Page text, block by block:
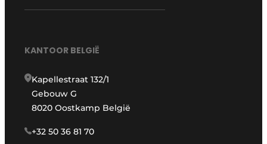
KANTOOR BELGIË
Kapellestraat 132/1
Gebouw G
8020 Oostkamp België
+32 50 36 81 70